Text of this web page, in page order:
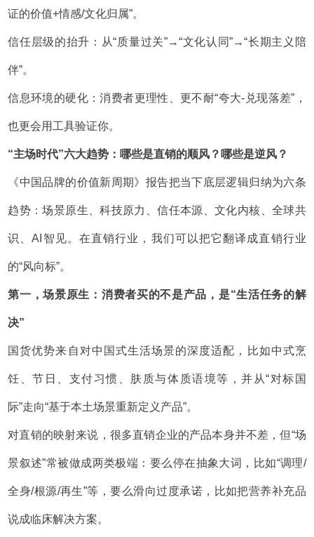
证的价值+情感/文化归属”。
信任层级的抬升：从“质量过关”→“文化认同”→“长期主义陪
伴”。
信息环境的硬化：消费者更理性、更不耐“夸大-兑现落差”，
也更会用工具验证你。
“主场时代”六大趋势：哪些是直销的顺风？哪些是逆风？
《中国品牌的价值新周期》报告把当下底层逻辑归纳为六条
趋势：场景原生、科技原力、信任本源、文化内核、全球共
识、AI智见。在直销行业，我们可以把它翻译成直销行业
的“风向标”。
第一，场景原生：消费者买的不是产品，是“生活任务的解
决”
国货优势来自对中国式生活场景的深度适配，比如中式烹
饪、节日、支付习惯、肤质与体质语境等，并从“对标国
际”走向“基于本土场景重新定义产品”。
对直销的映射来说，很多直销企业的产品本身并不差，但“场
景叙述”常被做成两类极端：要么停在抽象大词，比如“调理/
全身/根源/再生”等，要么滑向过度承诺，比如把营养补充品
说成临床解决方案。